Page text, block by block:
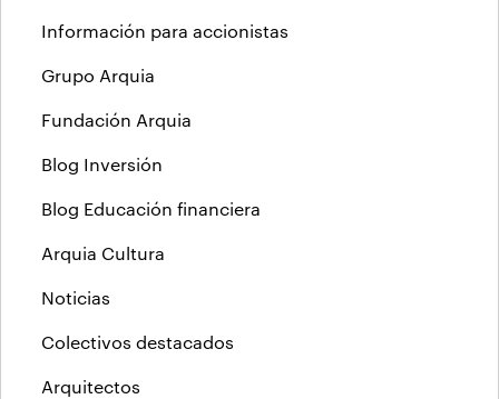
Información para accionistas
Grupo Arquia
Fundación Arquia
Blog Inversión
Blog Educación financiera
Arquia Cultura
Noticias
Colectivos destacados
Arquitectos